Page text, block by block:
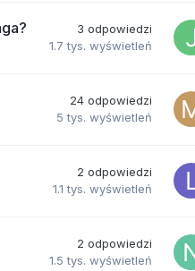
3 odpowiedzi
1.7 tys. wyświetleń
24 odpowiedzi
5 tys. wyświetleń
2 odpowiedzi
1.1 tys. wyświetleń
2 odpowiedzi
1.5 tys. wyświetleń